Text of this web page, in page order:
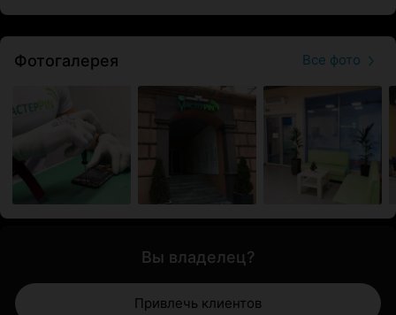
Фотогалерея Все фото
Вы владелец?
Привлечь клиентов